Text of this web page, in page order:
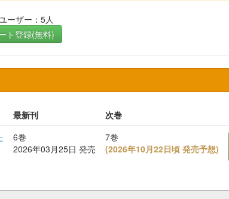
ーザー：5人
ト登録(無料)
最新刊
次巻
6巻
2026年03月25日 発売
7巻
(2026年10月22日頃 発売予想)